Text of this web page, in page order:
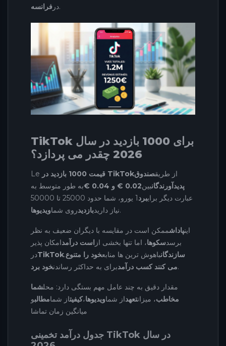
در فرانسه .
TikTok برای 1000 بازدید در سال
2026 چقدر می پردازد؟
Le قیمت 1000 بازدید در TikTok از طریقصندوق
پدیدآورندگانبین0.02 € و 0.04 €
به طور متوسط به
عبارت دیگر برایبرد
1 یورو، شما حدود 25000 تا 50000
نیاز داریدبازدیدروی شماویدیوها .
اینپاداشممکن است در مقایسه با دیگران ضعیف به نظر
برسدسکوها، اما تنها بخشی از است درآمدامکان پذیر
درTikTok. سازندگانباهوش ترین ها منابعخود را متنوع
می کنند کسب درآمدبرای به حداکثر رساندنخود برد .
مقدار دقیق به چند عامل مهم بستگی دارد: محلشما
مخاطب، میزانتعهداز شماویدیوها،کیفیتاز شمامطالبو
میانگین زمان تماشا
جدول درآمد تخمینی TikTok در سال